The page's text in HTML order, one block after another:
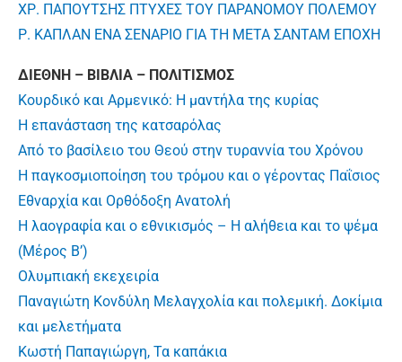
ΧΡ. ΠΑΠΟΥΤΣΗΣ ΠΤΥΧΕΣ ΤΟΥ ΠΑΡΑΝΟΜΟΥ ΠΟΛΕΜΟΥ
Ρ. ΚΑΠΛΑΝ ΕΝΑ ΣΕΝΑΡΙΟ ΓΙΑ ΤΗ ΜΕΤΑ ΣΑΝΤΑΜ ΕΠΟΧΗ
ΔΙΕΘΝΗ – ΒΙΒΛΙΑ – ΠΟΛΙΤΙΣΜΟΣ
Κουρδικό και Αρμενικό: Η μαντήλα της κυρίας
Η επανάσταση της κατσαρόλας
Από το βασίλειο του Θεού στην τυραννία του Χρόνου
Η παγκοσμιοποίηση του τρόμου και ο γέροντας Παΐσιος
Εθναρχία και Ορθόδοξη Ανατολή
Η λαογραφία και ο εθνικισμός – Η αλήθεια και το ψέμα
(Μέρος Β’)
Ολυμπιακή εκεχειρία
Παναγιώτη Κονδύλη Μελαγχολία και πολεμική. Δοκίμια
και μελετήματα
Κωστή Παπαγιώργη, Τα καπάκια